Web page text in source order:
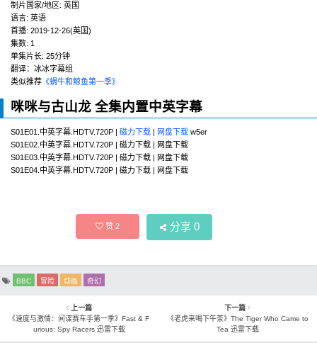
制片国家/地区: 英国
语言: 英语
首播: 2019-12-26(英国)
集数: 1
单集片长: 25分钟
翻译：冰冰字幕组
类似推荐 《蜗牛和鲸鱼第一季》
咪咪与古山龙 全集内置中英字幕
S01E01.中英字幕.HDTV.720P | 磁力下载 | 网盘下载 w5er
S01E02.中英字幕.HDTV.720P | 磁力下载 | 网盘下载
S01E03.中英字幕.HDTV.720P | 磁力下载 | 网盘下载
S01E04.中英字幕.HDTV.720P | 磁力下载 | 网盘下载
赞2 分享 0
BBC 冒险 动画 奇幻
上一篇
《速度与激情：间谍赛车手第一季》Fast & F
urious: Spy Racers 迅雷下载
下一篇
《老虎来喝下午茶》The Tiger Who Came to
Tea 迅雷下载